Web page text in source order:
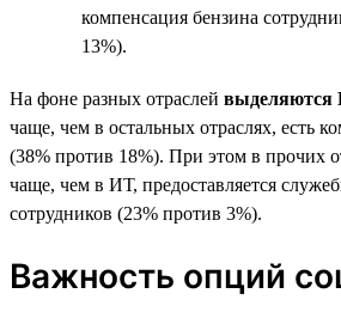
компенсация бензина
13%).
На фоне разных отраслей выделяются
чаще, чем в остальных отраслях, есть
(38% против 18%). При этом в прочих
чаще, чем в ИТ, предоставляется
сотрудников (23% против 3%).
Важность опций